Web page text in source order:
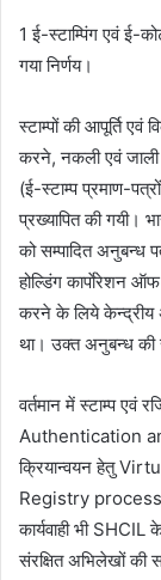
1 ई-स्टाम्पिंग एवं ई-
गया निर्णय।
स्टाम्पों की आपूर्ति एवं
करने, नकली एवं जाली
(ई-स्टाम्प प्रमाण-
प्रख्यापित की गयी।
को सम्पादित अनुबन्ध
होल्डिंग कार्पाेरेशन
करने के लिये
था। उक्त अनुबन्ध की
वर्तमान में स्टाम्प एवं
Authentication
क्रियान्वयन हेतु
Registry
कार्यवाही भी
संरक्षित अभिलेखों की